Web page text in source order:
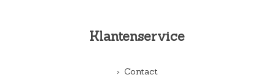
Klantenservice
Contact